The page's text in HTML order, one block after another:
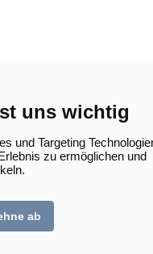
uns wichtig
und Targeting
zu ermöglichen und
ab